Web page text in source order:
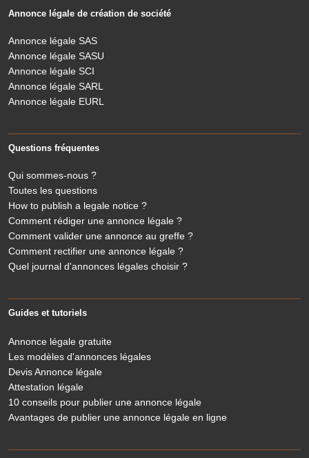
Annonce légale de création de société
Annonce légale SAS
Annonce légale SASU
Annonce légale SCI
Annonce légale SARL
Annonce légale EURL
Questions fréquentes
Qui sommes-nous ?
Toutes les questions
How to publish a legale notice ?
Comment rédiger une annonce légale ?
Comment valider une annonce au greffe ?
Comment rectifier une annonce légale ?
Quel journal d'annonces légales choisir ?
Guides et tutoriels
Annonce légale gratuite
Les modèles d'annonces légales
Devis Annonce légale
Attestation légale
10 conseils pour publier une annonce légale
Avantages de publier une annonce légale en ligne